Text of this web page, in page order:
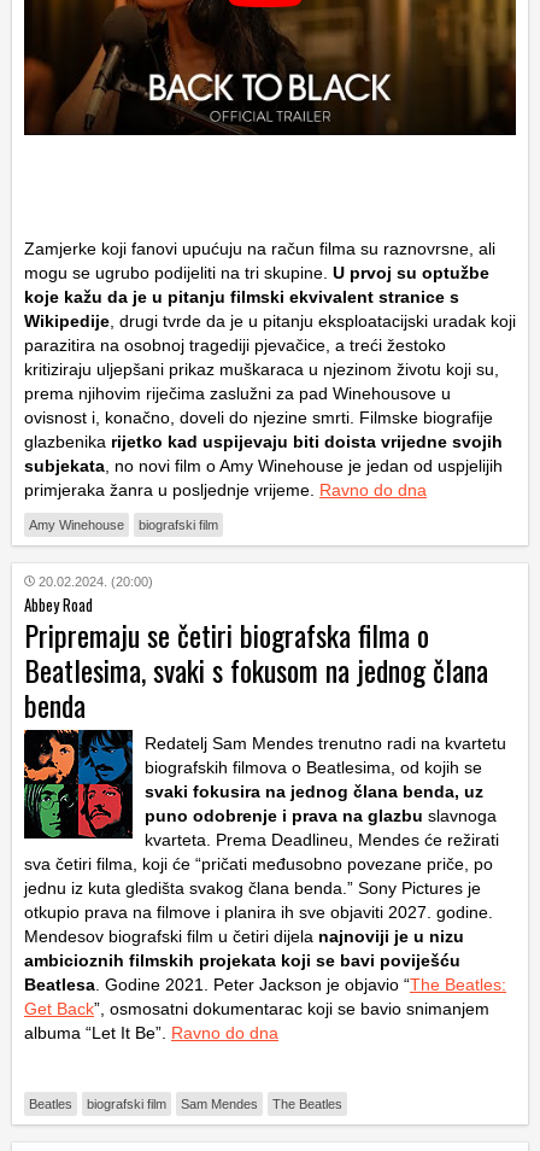
Zamjerke koji fanovi upućuju na račun filma su raznovrsne, ali
mogu se ugrubo podijeliti na tri skupine. U prvoj su optužbe
koje kažu da je u pitanju filmski ekvivalent stranice s
Wikipedije , drugi tvrde da je u pitanju eksploatacijski uradak koji
parazitira na osobnoj tragediji pjevačice, a treći žestoko
kritiziraju uljepšani prikaz muškaraca u njezinom životu koji su,
prema njihovim riječima zaslužni za pad Winehousove u
ovisnost i, konačno, doveli do njezine smrti. Filmske biografije
glazbenika rijetko kad uspijevaju biti doista vrijedne svojih
subjekata , no novi film o Amy Winehouse je jedan od uspjelijih
primjeraka žanra u posljednje vrijeme. Ravno do dna
Amy Winehouse biografski film
20.02.2024. (20:00)
Abbey Road
Pripremaju se četiri biografska filma o
Beatlesima, svaki s fokusom na jednog člana
benda
Redatelj Sam Mendes trenutno radi na kvartetu
biografskih filmova o Beatlesima, od kojih se
svaki fokusira na jednog člana benda, uz
puno odobrenje i prava na glazbu slavnoga
kvarteta. Prema Deadlineu, Mendes će režirati
sva četiri filma, koji će “pričati međusobno povezane priče, po
jednu iz kuta gledišta svakog člana benda.” Sony Pictures je
otkupio prava na filmove i planira ih sve objaviti 2027. godine.
Mendesov biografski film u četiri dijela najnoviji je u nizu
ambicioznih filmskih projekata koji se bavi poviješću
Beatlesa . Godine 2021. Peter Jackson je objavio “The Beatles:
Get Back”, osmosatni dokumentarac koji se bavio snimanjem
albuma “Let It Be”. Ravno do dna
Beatles biografski film Sam Mendes The Beatles